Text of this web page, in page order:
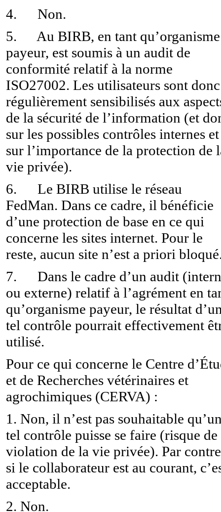
4. Non.
5. Au BIRB, en tant qu’organisme
payeur, est soumis à un audit de
conformité relatif à la norme
ISO27002. Les utilisateurs sont donc
régulièrement sensibilisés aux
de la sécurité de l’information (et
sur les possibles contrôles internes et
sur l’importance de la protection de
vie privée).
6. Le BIRB utilise le réseau
FedMan. Dans ce cadre, il bénéficie
d’une protection de base en ce qui
concerne les sites internet. Pour le
reste, aucun site n’est a priori
7. Dans le cadre d’un audit
ou externe) relatif à l’agrément en
qu’organisme payeur, le résultat
tel contrôle pourrait effectivement
utilisé.
Pour ce qui concerne le Centre
et de Recherches vétérinaires et
agrochimiques (CERVA) :
1. Non, il n’est pas souhaitable
tel contrôle puisse se faire (risque de
violation de la vie privée). Par
si le collaborateur est au courant,
acceptable.
2. Non.